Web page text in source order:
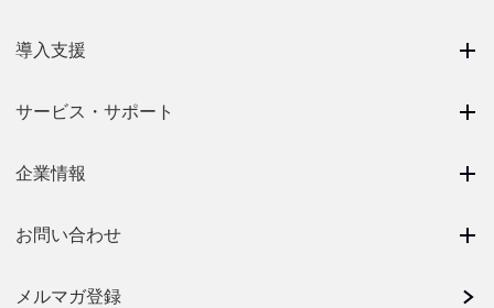
導入支援
サービス・サポート
企業情報
お問い合わせ
メルマガ登録